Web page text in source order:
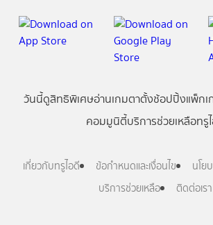
วันนี้ดูสิทธิพิเศษอ่านเกมตาตั้งช้อปปิ้งแพ็กเ
คอมมูนิตี้บริการช่วยเหลือทรู
เกี่ยวกับทรูไอดี ข้อกำหนดและเงื่อนไข
นโย
บริการช่วยเหลือ
ติดต่อเรา